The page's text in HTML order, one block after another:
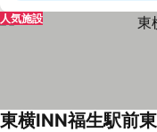
人気施設
東横INN福生駅前